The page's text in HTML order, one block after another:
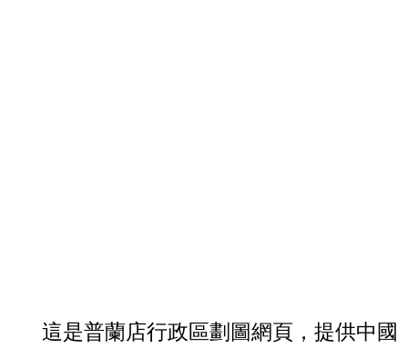
這是普蘭店行政區劃圖網頁，提供中國